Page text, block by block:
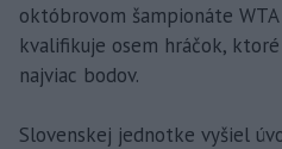
októbrovom šampionáte WTA
kvalifikuje osem hráčok,
najviac bodov.
Slovenskej jednotke vyšiel